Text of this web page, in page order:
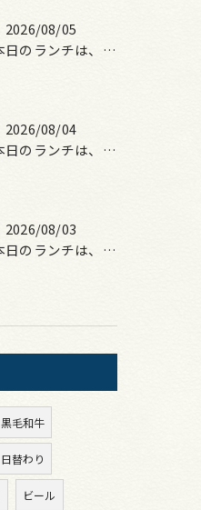
2026/08/05
本日のランチは、ロース豚カツ梅はさみ！
2026/08/04
本日のランチは、煮込みハンバーグ！
2026/08/03
本日のランチは、豚バラキャベツの回鍋肉風！
黒毛和牛
日替わり
ビール